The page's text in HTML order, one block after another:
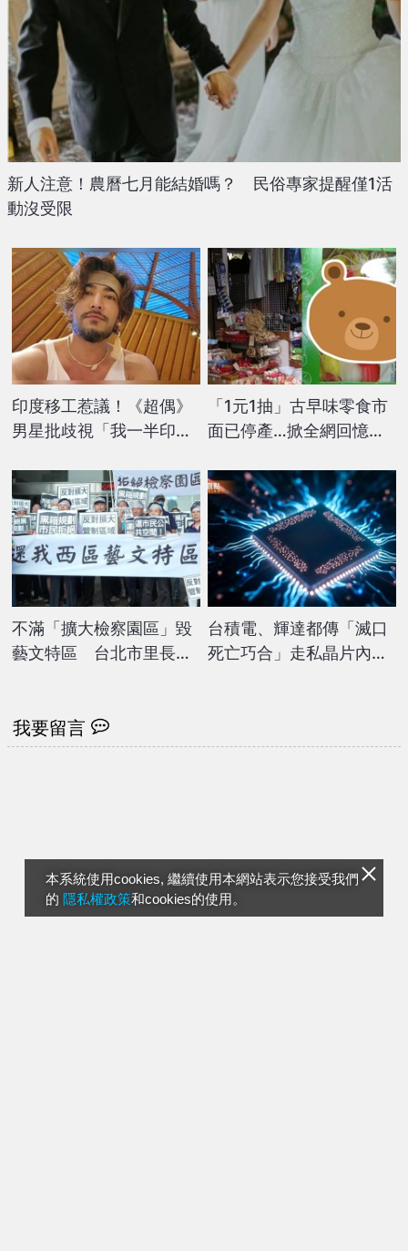
本系統使用cookies, 繼續使用本網站表示您接受我們
的 隱私權政策和cookies的使用。
新人注意！農曆七月能結婚嗎？ 民俗專家提醒僅1活
動沒受限
印度移工惹議！《超偶》
男星批歧視「我一半印度
「1元1抽」古早味零食市
面已停產…掀全網回憶
不滿「擴大檢察園區」毀
藝文特區 台北市里長率
台積電、輝達都傳「滅口
死亡巧合」走私晶片內幕
我要留言